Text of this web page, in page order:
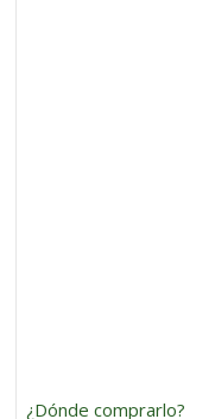
¿Dónde comprarlo?